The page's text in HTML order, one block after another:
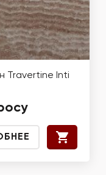
Travertine Inti